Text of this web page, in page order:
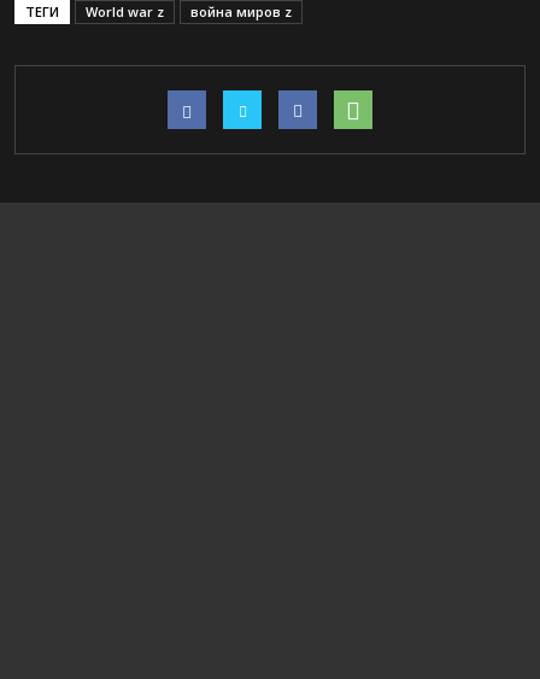
ТЕГИ World war z война миров z